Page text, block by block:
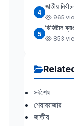
4
জাতীয়
965
5
ডিজিটাল
853
সর্বশেষ
শেয়ারবাজার
জাতীয়